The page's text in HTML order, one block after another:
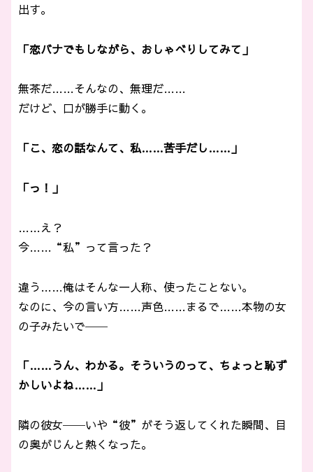
出す。
「恋バナでもしながら、おしゃべりしてみて」
無茶だ……そんなの、無理だ……
だけど、口が勝手に動く。
「こ、恋の話なんて、私……苦手だし……」
「っ！」
……え？
今……“私”って言った？
違う……俺はそんな一人称、使ったことない。
なのに、今の言い方……声色……まるで……本物の女
の子みたいで──
「……うん、わかる。そういうのって、ちょっと恥ず
かしいよね……」
隣の彼女──いや“彼”がそう返してくれた瞬間、目
の奥がじんと熱くなった。